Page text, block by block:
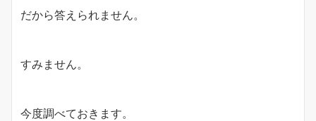
だから答えられません。
すみません。
今度調べておきます。